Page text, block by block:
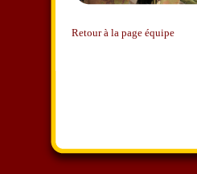
Retour à la page équipe